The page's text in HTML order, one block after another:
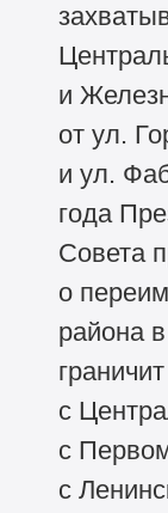
и
от ул.
и ул.
года
Совета
о
района
с
с
с